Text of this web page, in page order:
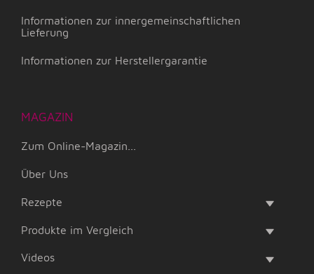
Informationen zur innergemeinschaftlichen
Lieferung
Informationen zur Herstellergarantie
MAGAZIN
Zum Online-Magazin...
Über Uns
Rezepte
Produkte im Vergleich
Videos